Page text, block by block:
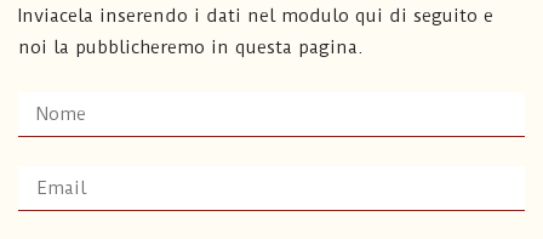
Inviacela inserendo i dati nel modulo qui di seguito e
noi la pubblicheremo in questa pagina.